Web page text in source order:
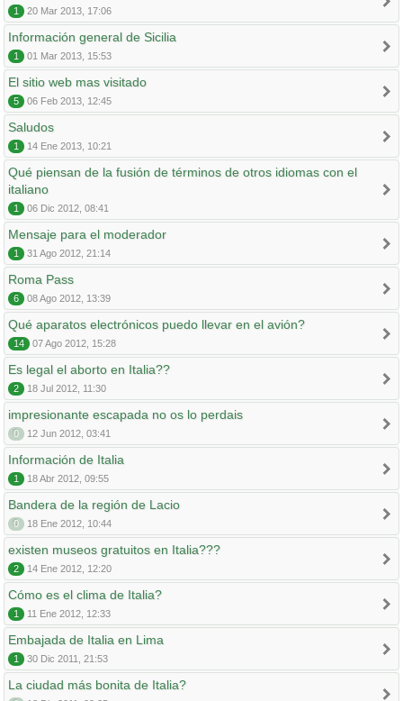
1 20 Mar 2013, 17:06
Información general de Sicilia
1 01 Mar 2013, 15:53
El sitio web mas visitado
5 06 Feb 2013, 12:45
Saludos
1 14 Ene 2013, 10:21
Qué piensan de la fusión de términos de otros idiomas con el
italiano
1 06 Dic 2012, 08:41
Mensaje para el moderador
1 31 Ago 2012, 21:14
Roma Pass
6 08 Ago 2012, 13:39
Qué aparatos electrónicos puedo llevar en el avión?
14 07 Ago 2012, 15:28
Es legal el aborto en Italia??
2 18 Jul 2012, 11:30
impresionante escapada no os lo perdais
0 12 Jun 2012, 03:41
Información de Italia
1 18 Abr 2012, 09:55
Bandera de la región de Lacio
0 18 Ene 2012, 10:44
existen museos gratuitos en Italia???
2 14 Ene 2012, 12:20
Cómo es el clima de Italia?
1 11 Ene 2012, 12:33
Embajada de Italia en Lima
1 30 Dic 2011, 21:53
La ciudad más bonita de Italia?